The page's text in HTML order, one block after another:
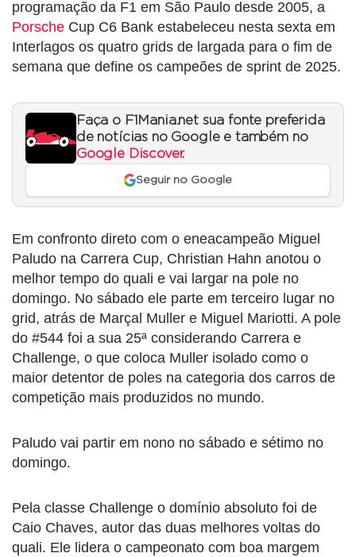
programação da F1 em São Paulo desde 2005, a
Porsche Cup C6 Bank estabeleceu nesta sexta em
Interlagos os quatro grids de largada para o fim de
semana que define os campeões de sprint de 2025.
Faça o F1Mania.net sua fonte preferida
de notícias no Google e também no
Google Discover.
Seguir no Google
Em confronto direto com o eneacampeão Miguel
Paludo na Carrera Cup, Christian Hahn anotou o
melhor tempo do quali e vai largar na pole no
domingo. No sábado ele parte em terceiro lugar no
grid, atrás de Marçal Muller e Miguel Mariotti. A pole
do #544 foi a sua 25ª considerando Carrera e
Challenge, o que coloca Muller isolado como o
maior detentor de poles na categoria dos carros de
competição mais produzidos no mundo.
Paludo vai partir em nono no sábado e sétimo no
domingo.
Pela classe Challenge o domínio absoluto foi de
Caio Chaves, autor das duas melhores voltas do
quali. Ele lidera o campeonato com boa margem